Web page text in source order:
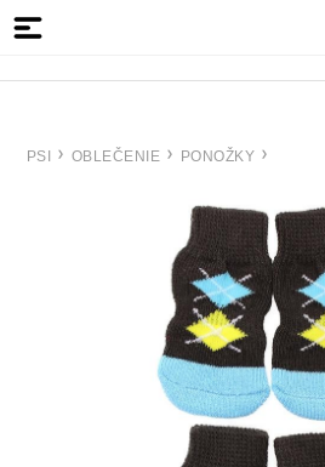
PSI OBLEČENIE PONOŽKY